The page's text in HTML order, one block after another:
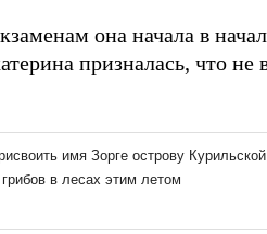
она начала в
призналась, что